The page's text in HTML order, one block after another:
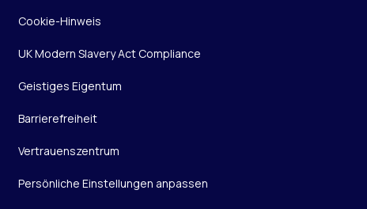
Cookie-Hinweis
UK Modern Slavery Act Compliance
Geistiges Eigentum
Barrierefreiheit
Vertrauenszentrum
Persönliche Einstellungen anpassen